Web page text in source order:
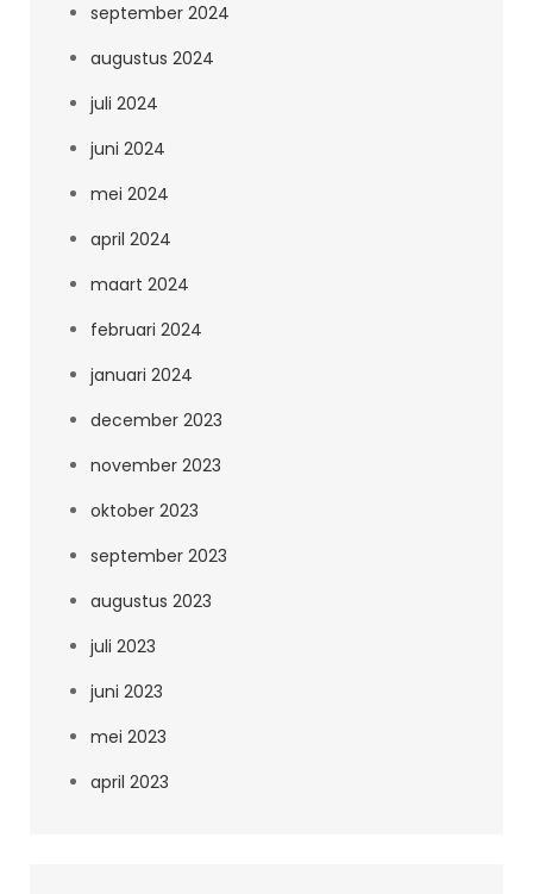
september 2024
augustus 2024
juli 2024
juni 2024
mei 2024
april 2024
maart 2024
februari 2024
januari 2024
december 2023
november 2023
oktober 2023
september 2023
augustus 2023
juli 2023
juni 2023
mei 2023
april 2023